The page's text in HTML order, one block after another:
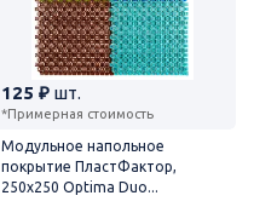
125 ₽ шт.
*Примерная стоимость
Модульное напольное
покрытие ПластФактор,
250x250 Optima Duo...